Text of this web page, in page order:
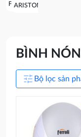
FERROLI
ARISTON
BÌNH
tune Bộ lọc sản